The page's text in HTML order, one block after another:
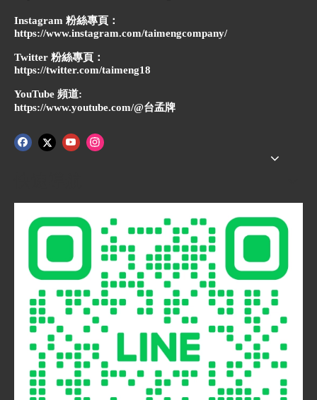
Instagram 粉絲專頁：
https://www.instagram.com/taimengcompany/
Twitter 粉絲專頁：
https://twitter.com/taimeng18
YouTube 頻道:
https://www.youtube.com/@台孟牌